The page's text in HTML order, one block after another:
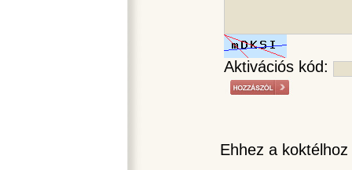
Aktivációs kód:
Ehhez a